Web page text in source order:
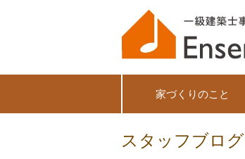
家づくりのこと
スタッフブログ